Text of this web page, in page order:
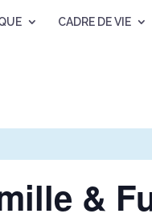
CADRE DE VIE
&